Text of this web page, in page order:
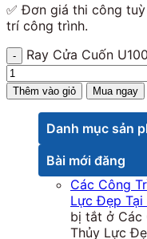
✅ Đơn giá thi công
trí công trình.
Ray Cửa Cuốn
Thêm vào giỏ Mua ngay
Danh mục sản
Bài mới đăng
Các Công
Lực Đẹp
bị tắt ở Các
Thủy Lực